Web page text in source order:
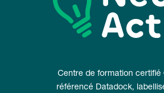
Centre de formation certifié
référencé Datadock,